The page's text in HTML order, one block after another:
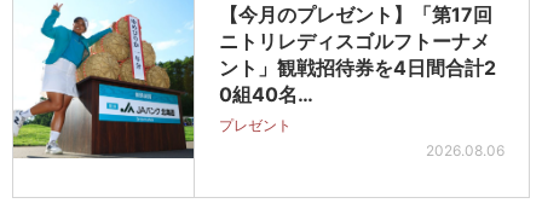
【今月のプレゼント】「第17回
ニトリレディスゴルフトーナメ
ント」観戦招待券を4日間合計2
0組40名…
プレゼント
2026.08.06